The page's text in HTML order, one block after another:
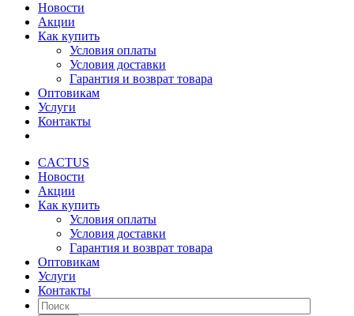
Новости
Акции
Как купить
Условия оплаты
Условия доставки
Гарантия и возврат товара
Оптовикам
Услуги
Контакты
CACTUS
Новости
Акции
Как купить
Условия оплаты
Условия доставки
Гарантия и возврат товара
Оптовикам
Услуги
Контакты